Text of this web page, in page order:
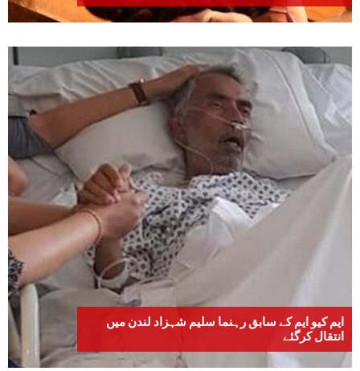
ایم کیو ایم کے سابق رہنما سلیم شہزاد لندن میں
انتقال کرگئے